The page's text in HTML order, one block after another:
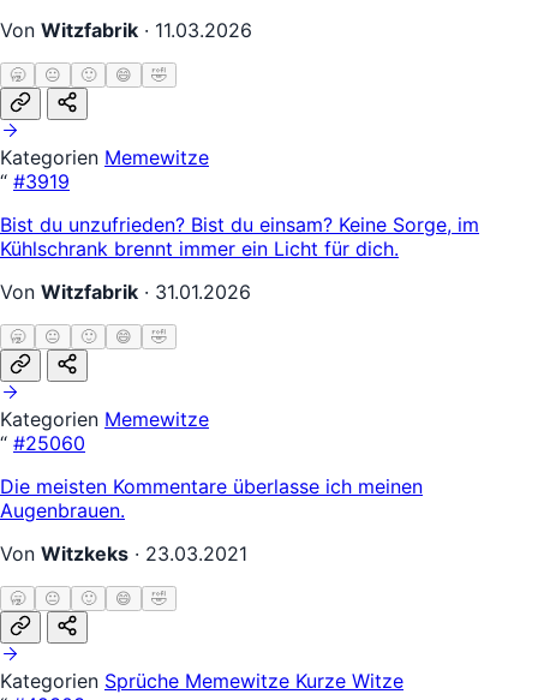
Von Witzfabrik · 11.03.2026
🥱 😐 🙂 😄 🤣
Kategorien Memewitze
“ #3919
Bist du unzufrieden? Bist du einsam? Keine Sorge, im
Kühlschrank brennt immer ein Licht für dich.
Von Witzfabrik · 31.01.2026
🥱 😐 🙂 😄 🤣
Kategorien Memewitze
“ #25060
Die meisten Kommentare überlasse ich meinen
Augenbrauen.
Von Witzkeks · 23.03.2021
🥱 😐 🙂 😄 🤣
Kategorien Sprüche Memewitze Kurze Witze